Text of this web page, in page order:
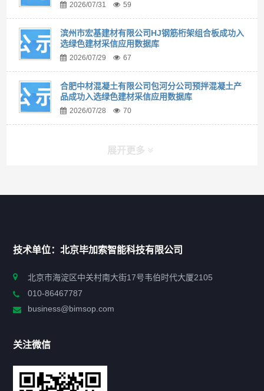
2026/07/31 59
滨州市宏基建材有限公司HJ钢筋桁架组合板成功入
选绿色建材采信应用数据库
2026/07/29 67
合肥中材混凝土有限公司包河分公司预拌混凝土产
品成功入选绿色建材采信应用数据库
2026/07/28 70
展开更多
政策法规
新闻资讯
技术单位：北京毕加索智能科技有限公司
北京市海淀区中关村南大街17号韦伯时代大厦2105
010-86467787
business@bimsop.com
关注微信